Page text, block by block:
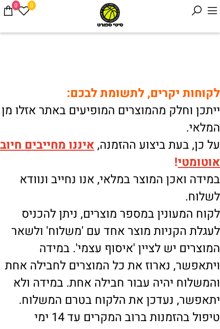
0 0
לקוחות יקרים, לתשומת לבכם:
ייתכן וחלק מהמוצרים המופיעים באתר אזלו מן
המלאי.
על כן, בעת ביצוע ההזמנה, איננו מחייבים חיוב
אוטומטי!
במידה ואכן המוצר במלאי, אנו נחייב ונוודא
לשלוח.
לקוח המעונין במספר מוצרים, ניתן להכניס
לעגלת הקניות מוצר אחד עם 'משלוח' ולשאר
המוצרים יש לציין 'איסוף עצמי'. במידה
ויתאפשר, נארוז את כל המוצרים לחבילה אחת
והמשלוח יהיה עבור חבילה אחת. במידה ולא
יתאפשר, נעדכן את הלקוח בטרם המשלוח.
טיפול בהזמנות ברוב המקרים עד 14 ימי